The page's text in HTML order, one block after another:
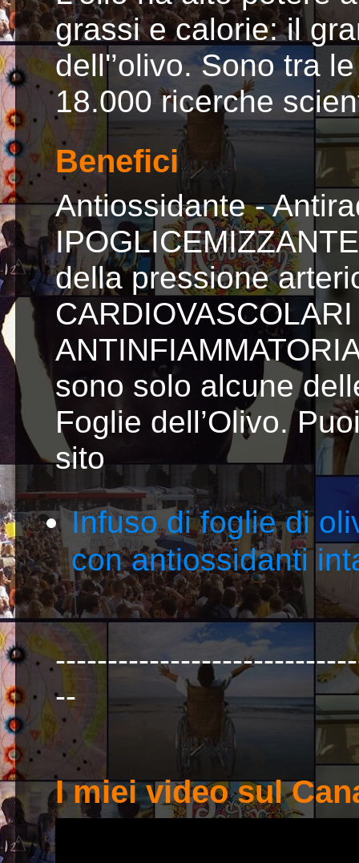
grassi e calorie: il
dell'’olivo. Sono tra
18.000 ricerche
Benefici
Antiossidante -
della pressione
sono solo alcune
Foglie dell’Olivo.
sito
Infuso di foglie di
con antiossidanti
--
I miei video sul